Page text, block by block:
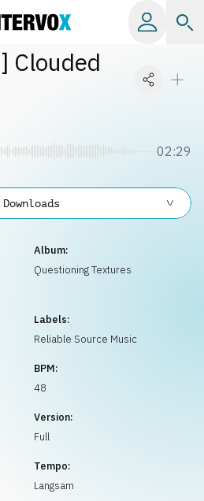
] Clouded
02:29
Album:
Questioning Textures
Labels:
Reliable Source Music
BPM:
48
Version:
Full
Tempo:
Langsam
Downloads